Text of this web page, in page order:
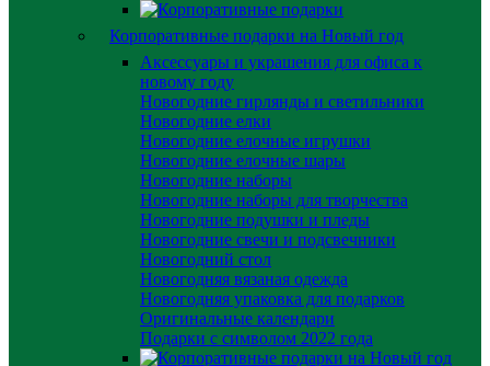
Корпоративные подарки на Новый год
Аксессуары и украшения для офиса к
новому году
Новогодние гирлянды и светильники
Новогодние елки
Новогодние елочные игрушки
Новогодние елочные шары
Новогодние наборы
Новогодние наборы для творчества
Новогодние подушки и пледы
Новогодние свечи и подсвечники
Новогодний стол
Новогодняя вязаная одежда
Новогодняя упаковка для подарков
Оригинальные календари
Подарки с символом 2022 года